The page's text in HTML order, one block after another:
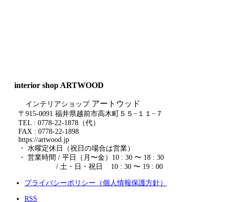
interior shop ARTWOOD
インテリアショップ アートウッド
〒915-0091 福井県越前市高木町５５−１１−７
TEL : 0778-22-1878（代）
FAX : 0778-22-1898
https://artwood.jp
・ 水曜定休日（祝日の場合は営業）
・ 営業時間 / 平日（月〜金）10 : 30 〜 18 : 30
/ 土・日・祝日 10 : 30 〜 19 : 00
プライバシーポリシー（個人情報保護方針）
RSS